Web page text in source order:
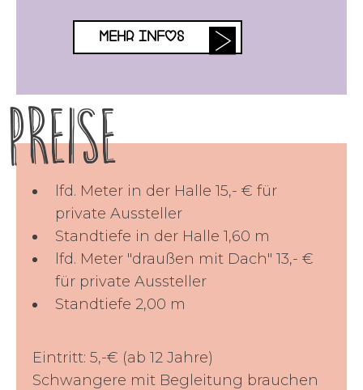
MEHR INFOS
Preise
lfd. Meter in der Halle 15,- € für
private Aussteller
Standtiefe in der Halle 1,60 m
lfd. Meter "draußen mit Dach" 13,- €
für private Aussteller
Standtiefe 2,00 m
Eintritt: 5,-€ (ab 12 Jahre)
Schwangere mit Begleitung brauchen